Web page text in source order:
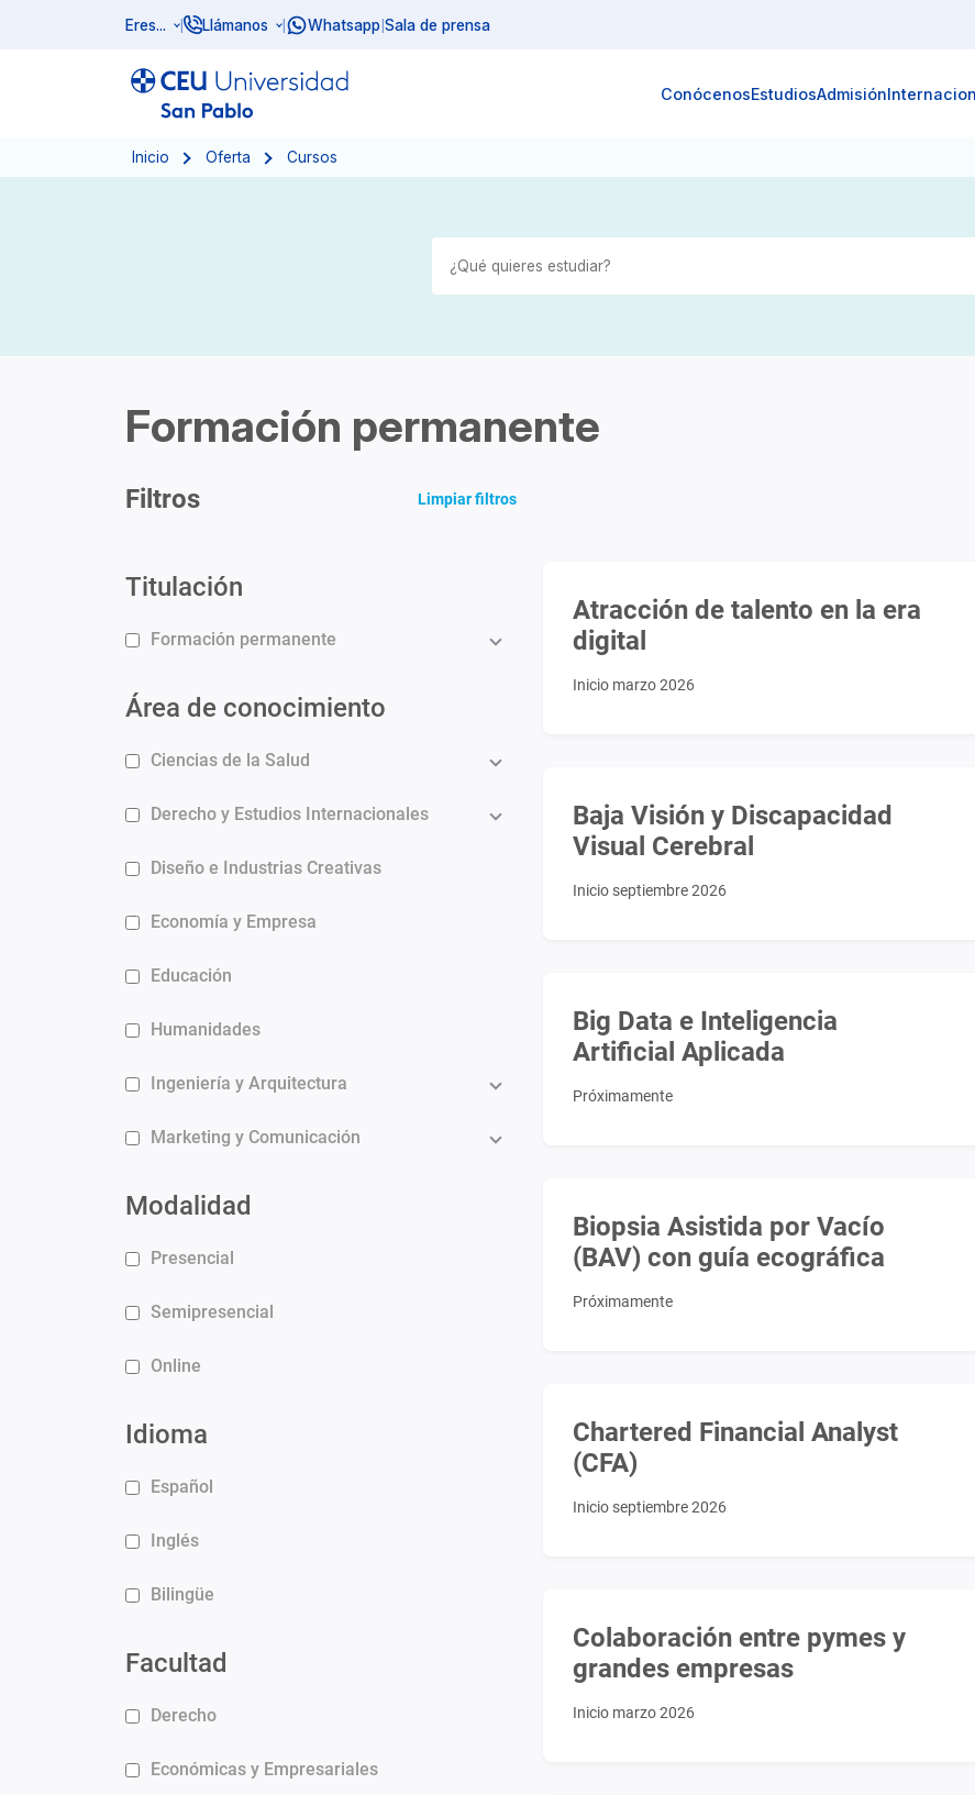
Eres... | Llámanos | Whatsapp Sala de prensa
ConócenosEstudiosAdmisión
Inicio Oferta Cursos
Formación permanente
Filtros Limpiar filtros
Titulación
Formación permanente
Área de conocimiento
Ciencias de la Salud
Derecho y Estudios Internacionales
Diseño e Industrias Creativas
Economía y Empresa
Educación
Humanidades
Ingeniería y Arquitectura
Marketing y Comunicación
Modalidad
Presencial
Semipresencial
Online
Idioma
Español
Inglés
Bilingüe
Facultad
Derecho
Económicas y Empresariales
Atracción de talento en la era
digital
Inicio marzo 2026
Baja Visión y Discapacidad
Visual Cerebral
Inicio septiembre 2026
Big Data e Inteligencia
Artificial Aplicada
Próximamente
Biopsia Asistida por Vacío
(BAV) con guía ecográfica
Próximamente
Chartered Financial Analyst
(CFA)
Inicio septiembre 2026
Colaboración entre pymes y
grandes empresas
Inicio marzo 2026